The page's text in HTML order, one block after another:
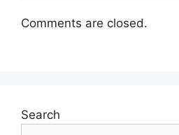
Comments are closed.
Search